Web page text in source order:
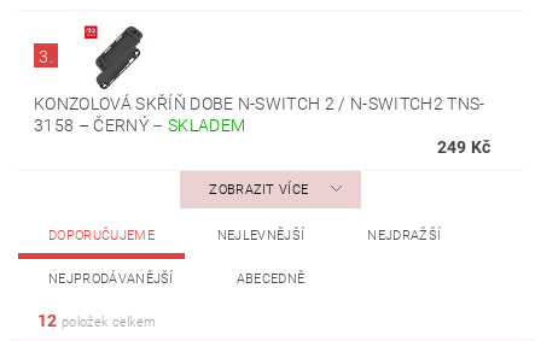
3.
KONZOLOVÁ SKŘÍŇ DOBE N-SWITCH 2 / N-SWITCH2 TNS-
3158 – ČERNÝ – SKLADEM
249 Kč
ZOBRAZIT VÍCE
DOPORUČUJEME NEJLEVNĚJŠÍ NEJDRAŽŠÍ
NEJPRODÁVANĚJŠÍ ABECEDNĚ
12 položek celkem